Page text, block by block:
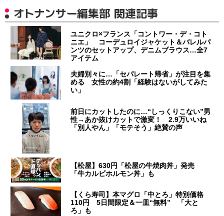
オトナンサー編集部 関連記事
ユニクロ×フランス「コントワー・デ・コト
ニエ」 コーデュロイジャケット＆バレルパ
ンツのセットアップ、デニムブラウス…全7
アイテム
夫婦別々に…「セパレート帰省」が注目を集
める 女性の約4割「経験はないがしてみた
い」
前日にカットしたのに…“しっくりこない”男
性→あか抜けカットで激変！ 2.9万いいね
「別人やん」「モテそう」絶賛の声
【松屋】630円「松屋の牛焼肉丼」発売
「牛カルビホルモン丼」も
【くら寿司】本マグロ「中とろ」特別価格
110円 5日間限定＆一皿“無料” 「大と
ろ」も